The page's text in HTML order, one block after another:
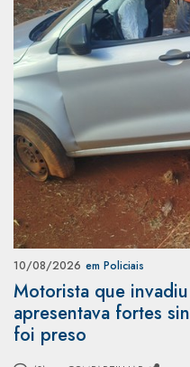
10/08/2026 em Policiais
Motorista que
apresentava fortes
foi preso